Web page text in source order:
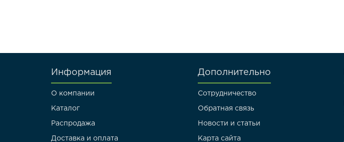
Информация
О компании
Каталог
Распродажа
Доставка и оплата
Дополнительно
Сотрудничество
Обратная связь
Новости и статьи
Карта сайта